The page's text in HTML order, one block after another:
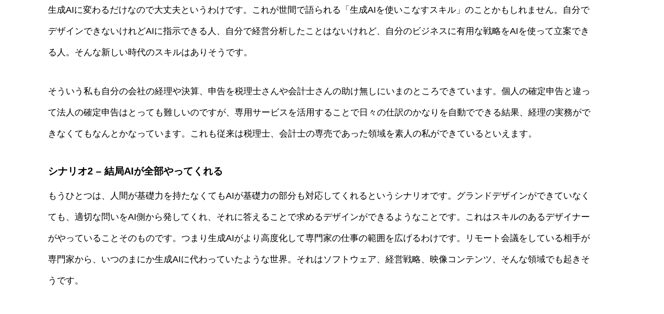
生成AIに変わるだけなので大丈夫というわけです。これが世間で語られる「生成AIを使いこなすスキル」のことかもしれません。自分で
デザインできないけれどAIに指示できる人、自分で経営分析したことはないけれど、自分のビジネスに有用な戦略をAIを使って立案でき
る人。そんな新しい時代のスキルはありそうです。
そういう私も自分の会社の経理や決算、申告を税理士さんや会計士さんの助け無しにいまのところできています。個人の確定申告と違っ
て法人の確定申告はとっても難しいのですが、専用サービスを活用することで日々の仕訳のかなりを自動でできる結果、経理の実務がで
きなくてもなんとかなっています。これも従来は税理士、会計士の専売であった領域を素人の私ができているといえます。
シナリオ2 – 結局AIが全部やってくれる
もうひとつは、人間が基礎力を持たなくてもAIが基礎力の部分も対応してくれるというシナリオです。グランドデザインができていなく
ても、適切な問いをAI側から発してくれ、それに答えることで求めるデザインができるようなことです。これはスキルのあるデザイナー
がやっていることそのものです。つまり生成AIがより高度化して専門家の仕事の範囲を広げるわけです。リモート会議をしている相手が
専門家から、いつのまにか生成AIに代わっていたような世界。それはソフトウェア、経営戦略、映像コンテンツ、そんな領域でも起きそ
うです。